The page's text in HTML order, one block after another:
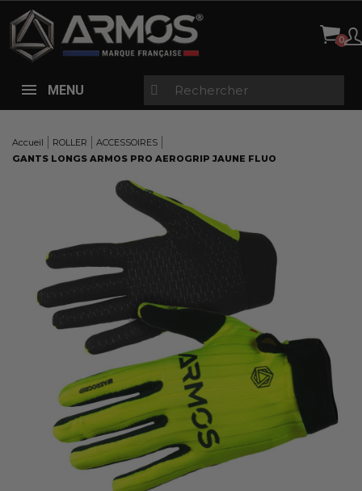
MENU
Accueil ROLLER
ACCESSOIRES
GANTS LONGS ARMOS PRO AEROGRIP JAUNE FLUO
Panneau de gestion des cookies